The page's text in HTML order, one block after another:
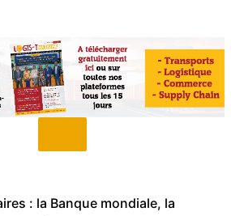
: la Banque mondiale, la